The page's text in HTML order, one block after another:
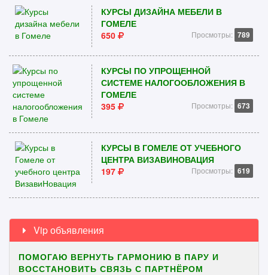
КУРСЫ ДИЗАЙНА МЕБЕЛИ В
ГОМЕЛЕ
650
Просмотры: 789
КУРСЫ ПО УПРОЩЕННОЙ
СИСТЕМЕ НАЛОГООБЛОЖЕНИЯ В
ГОМЕЛЕ
395
Просмотры: 673
КУРСЫ В ГОМЕЛЕ ОТ УЧЕБНОГО
ЦЕНТРА ВИЗАВИНОВАЦИЯ
197
Просмотры: 619
Vip объявления
ПОМОГАЮ ВЕРНУТЬ ГАРМОНИЮ В ПАРУ И
ВОССТАНОВИТЬ СВЯЗЬ С ПАРТНЁРОМ